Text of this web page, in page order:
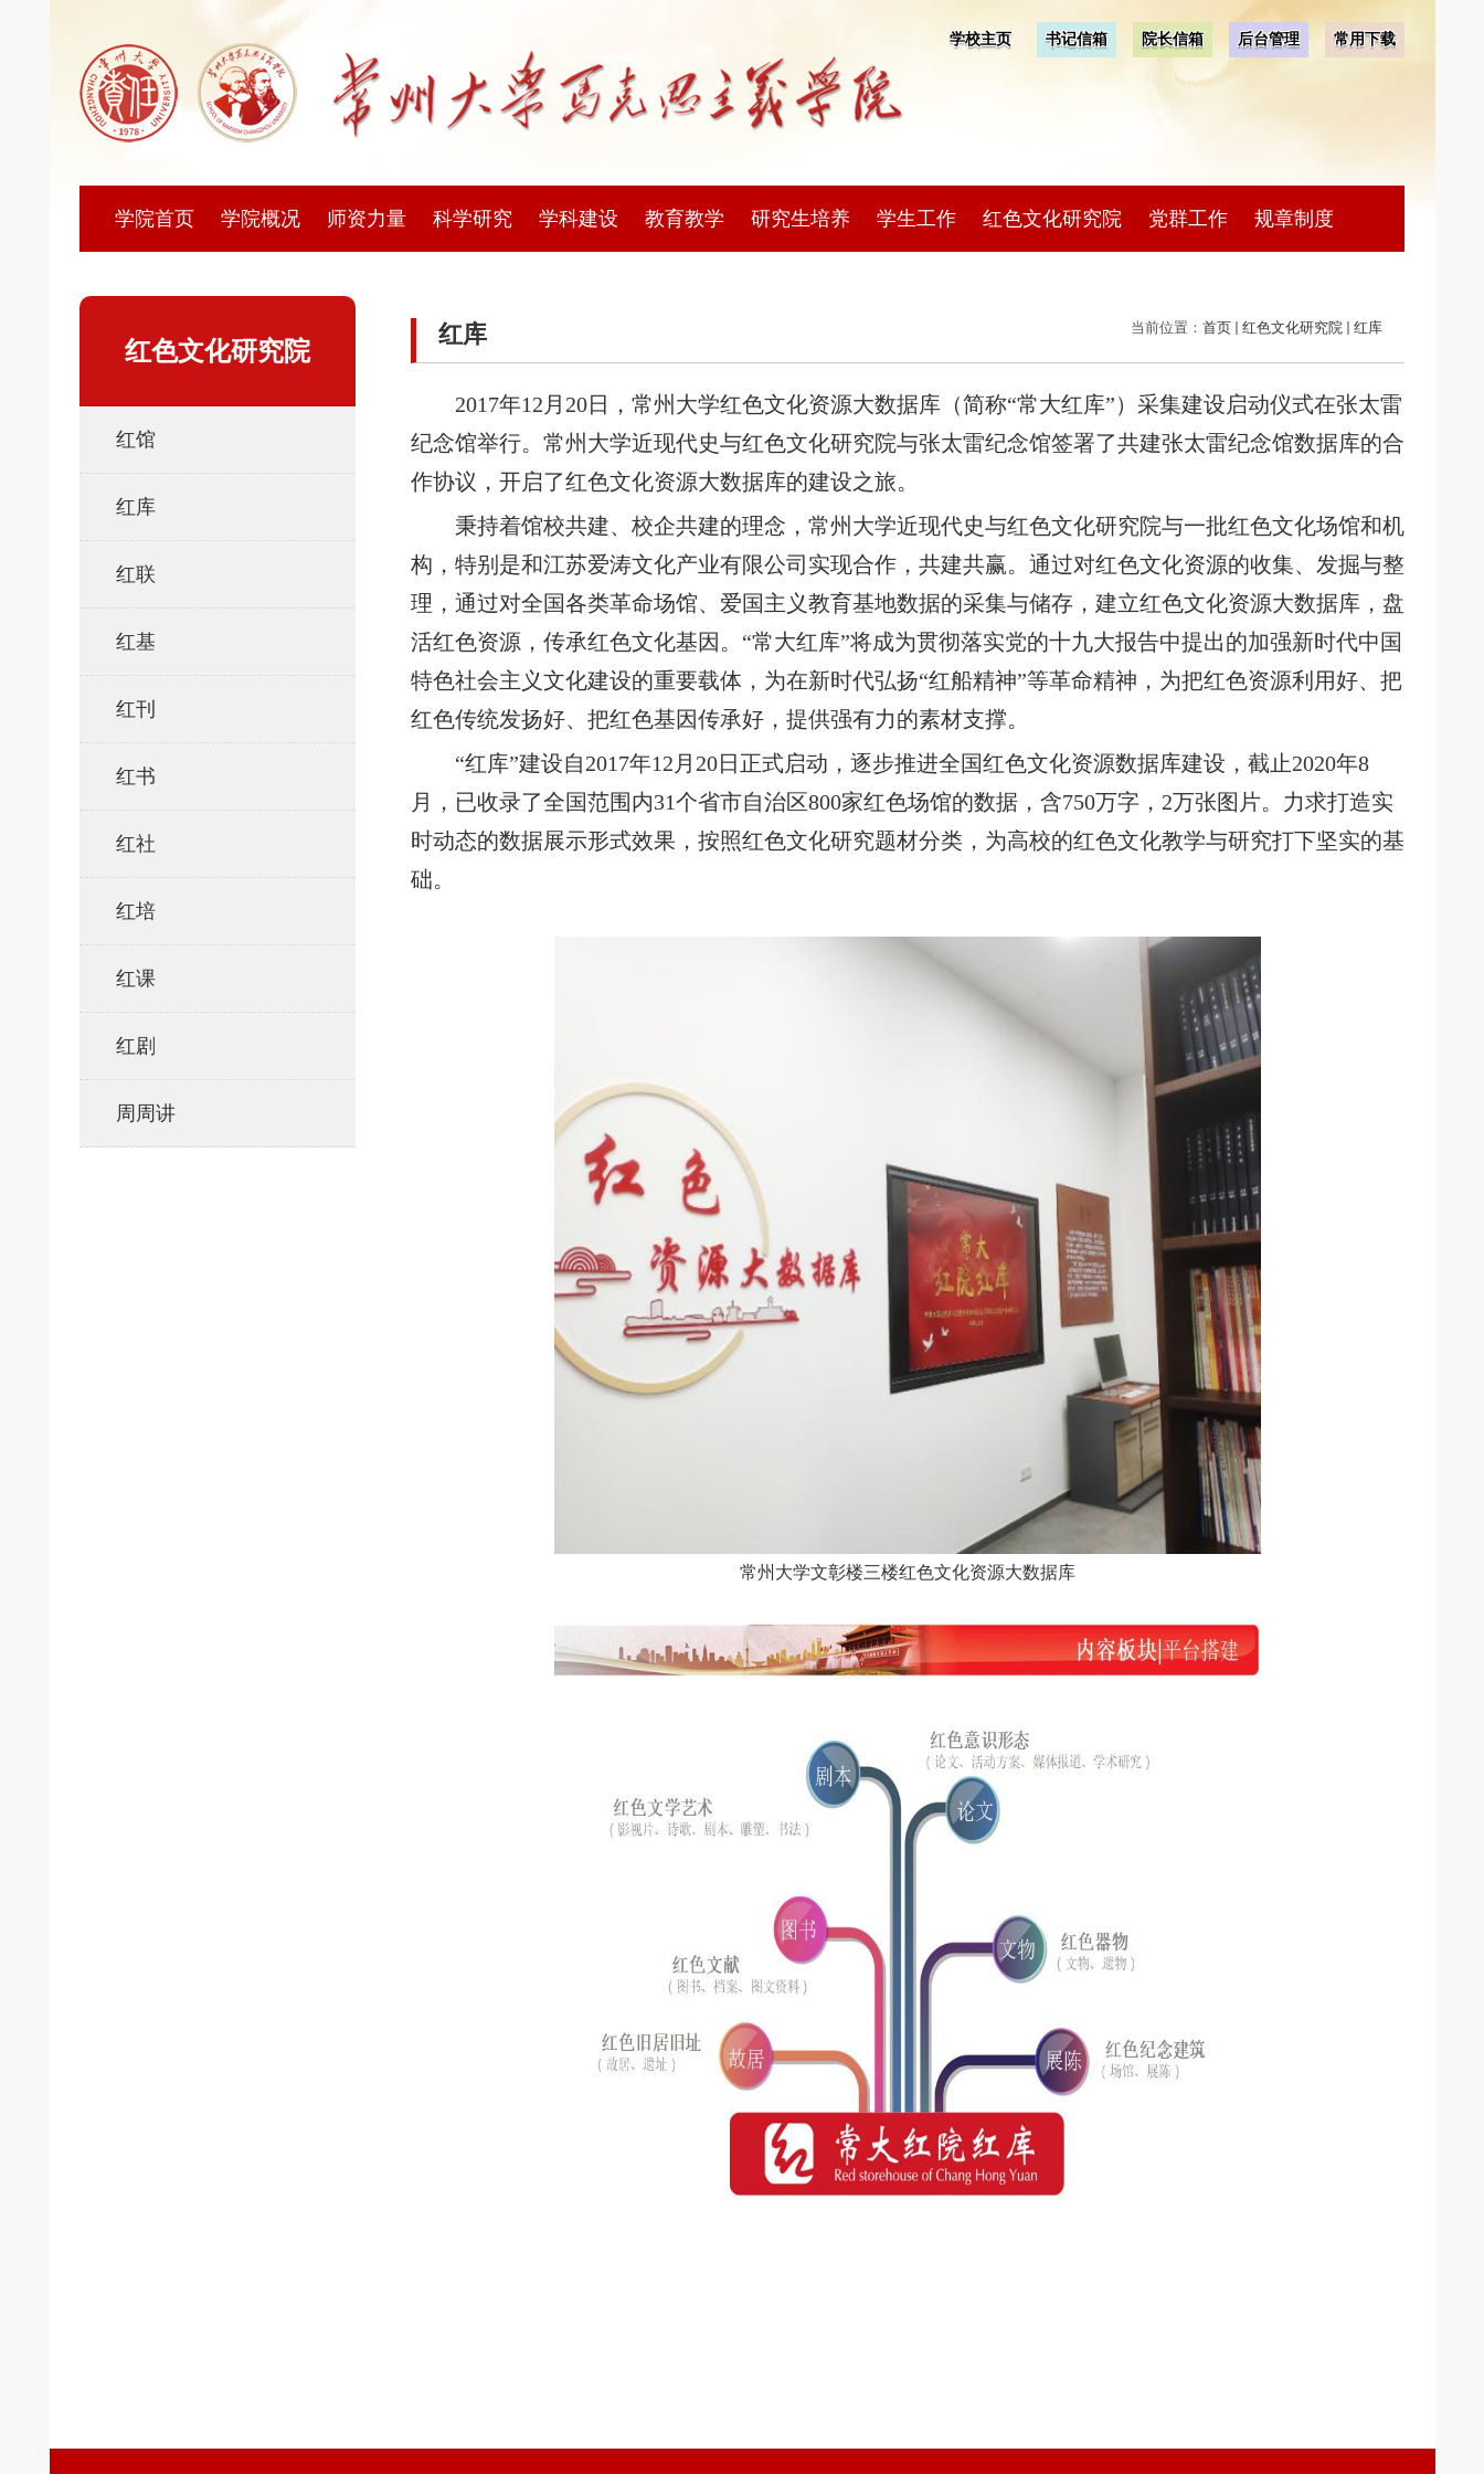
常用下载
后台管理
院长信箱
书记信箱
学校主页
学院首页 学院概况 师资力量 科学研究 学科建设 教育教学 研究生培养 学生工作 红色文化研究院 党群工作 规章制度
红色文化研究院
红馆
红库
红联
红基
红刊
红书
红社
红培
红课
红剧
周周讲
红库 当前位置： 首页 红色文化研究院 红库
2017年12月20日，常州大学红色文化资源大数据库（简称“常大红库”）采集建设启动仪式在张太雷
纪念馆举行。常州大学近现代史与红色文化研究院与张太雷纪念馆签署了共建张太雷纪念馆数据库的合
作协议，开启了红色文化资源大数据库的建设之旅。
秉持着馆校共建、校企共建的理念，常州大学近现代史与红色文化研究院与一批红色文化场馆和机
构，特别是和江苏爱涛文化产业有限公司实现合作，共建共赢。通过对红色文化资源的收集、发掘与整
理，通过对全国各类革命场馆、爱国主义教育基地数据的采集与储存，建立红色文化资源大数据库，盘
活红色资源，传承红色文化基因。“常大红库”将成为贯彻落实党的十九大报告中提出的加强新时代中国
特色社会主义文化建设的重要载体，为在新时代弘扬“红船精神”等革命精神，为把红色资源利用好、把
红色传统发扬好、把红色基因传承好，提供强有力的素材支撑。
“红库”建设自2017年12月20日正式启动，逐步推进全国红色文化资源数据库建设，截止2020年8
月，已收录了全国范围内31个省市自治区800家红色场馆的数据，含750万字，2万张图片。力求打造实
时动态的数据展示形式效果，按照红色文化研究题材分类，为高校的红色文化教学与研究打下坚实的基
础。
常州大学文彰楼三楼红色文化资源大数据库